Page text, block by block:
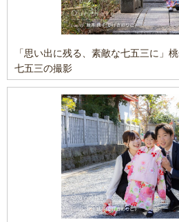
「思い出に残る、素敵な七五三に」
七五三の撮影